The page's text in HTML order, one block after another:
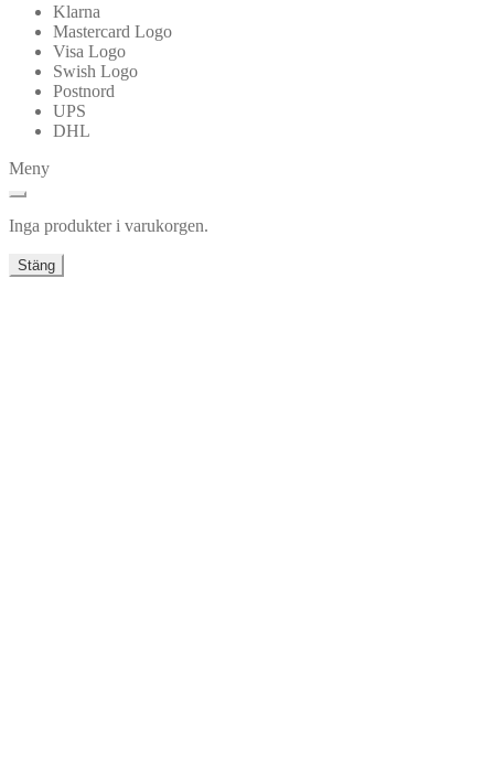
Klarna
Mastercard Logo
Visa Logo
Swish Logo
Postnord
UPS
DHL
Meny
Inga produkter i varukorgen.
Stäng